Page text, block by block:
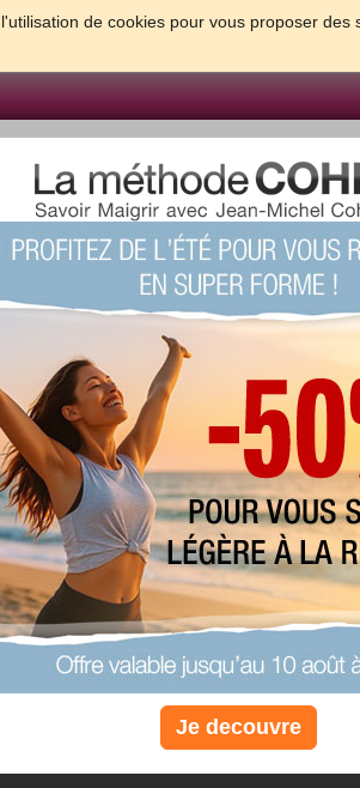
de cookies pour vous proposer
& SANTE PSYCHO & TESTS
solutions pour maigrir et
PLUS
SANTÉ
Non, je préfère le régime gratuit
Je decouvre